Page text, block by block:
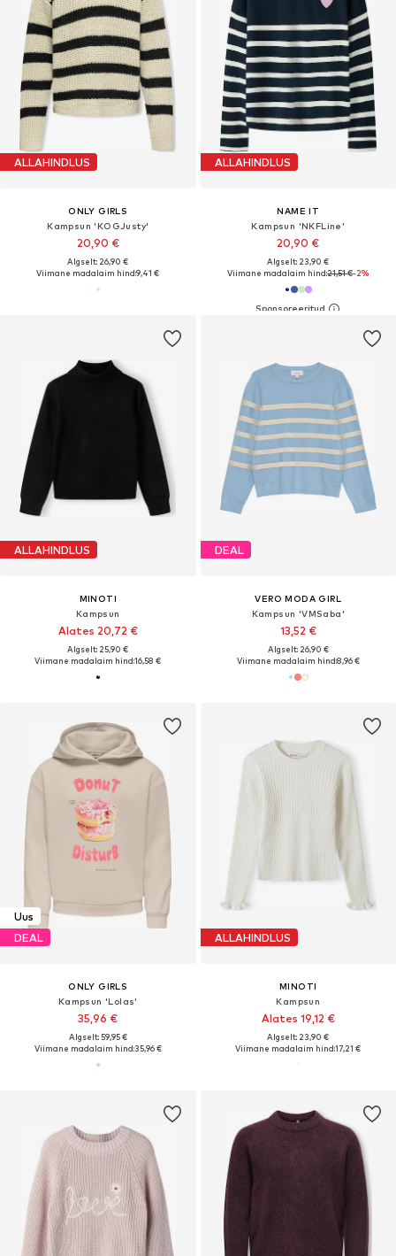
ALLAHINDLUS
ONLY GIRLS
Kampsun 'KOGJusty'
20,90 €
Algselt: 26,90 €
Viimane madalaim hind:9,41 €
ALLAHINDLUS
NAME IT
Kampsun 'NKFLine'
20,90 €
Algselt: 23,90 €
Viimane madalaim hind:21,51 €-2%
ALLAHINDLUS
MINOTI
Kampsun
Alates 20,72 €
Algselt: 25,90 €
Viimane madalaim hind:16,58 €
DEAL
VERO MODA GIRL
Kampsun 'VMSaba'
13,52 €
Algselt: 26,90 €
Viimane madalaim hind:8,96 €
Uus
DEAL
ONLY GIRLS
Kampsun 'Lolas'
35,96 €
Algselt: 59,95 €
Viimane madalaim hind:35,96 €
ALLAHINDLUS
MINOTI
Kampsun
Alates 19,12 €
Algselt: 23,90 €
Viimane madalaim hind:17,21 €